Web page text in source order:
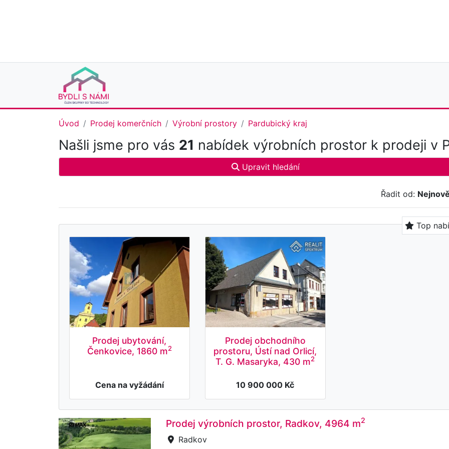
Úvod Prodej komerčních Výrobní prostory Pardubický kraj
Našli jsme pro vás 21 nabídek výrobních prostor k prodeji v
Upravit hledání
Řadit od:
Top
Prodej ubytování,
Čenkovice, 1860 m2
Cena na vyžádání
Prodej obchodního
prostoru, Ústí nad Orlicí,
T. G. Masaryka, 430 m2
10 900 000 Kč
Prodej výrobních prostor, Radkov, 4964 m2
Radkov